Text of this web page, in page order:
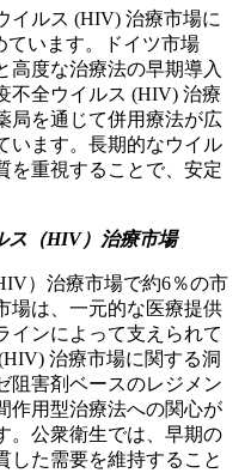
イルス (HIV) 治療市場に
ています。ドイツ市場
高度な治療法の早期導入
不全ウイルス (HIV) 治療
局を通じて併用療法が広
います。長期的なウイル
を重視することで、安定
ス（HIV）治療市場
）治療市場で約6％の市
場は、一元的な医療提供
インによって支えられて
治療市場に関する洞
阻害剤ベースのレジメン
作用型治療法への関心が
。公衆衛生では、早期の
した需要を維持すること